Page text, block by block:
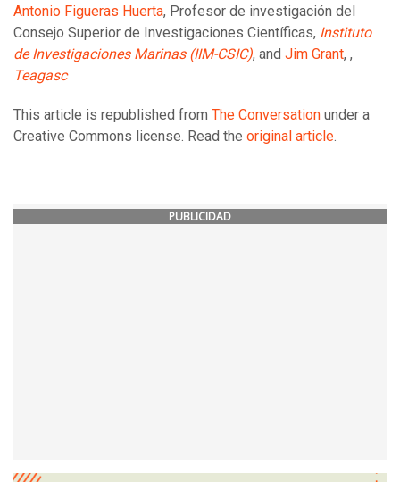
Antonio Figueras Huerta, Profesor de investigación del
Consejo Superior de Investigaciones Científicas, Instituto
de Investigaciones Marinas (IIM-CSIC), and Jim Grant, ,
Teagasc
This article is republished from The Conversation under a
Creative Commons license. Read the original article.
PUBLICIDAD